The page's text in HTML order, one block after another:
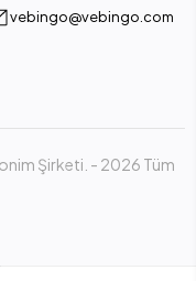
vebingo@vebingo.com
Şirketi. - 2026 Tüm